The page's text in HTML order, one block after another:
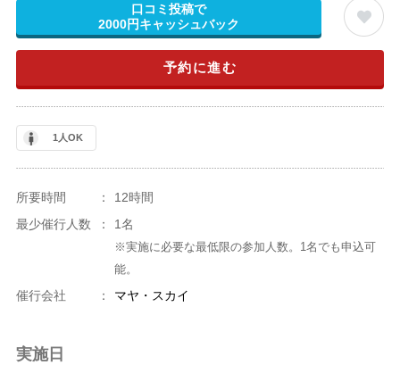
口コミ投稿で
2000円キャッシュバック
予約に進む
1人OK
所要時間 ：
12時間
最少催行人数
： 1名
※実施に必要な最低限の参加人数。1名でも申込可
能。
催行会社 ： マヤ・スカイ
実施日